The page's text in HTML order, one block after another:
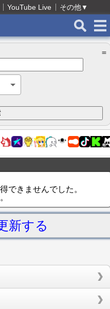
YouTube Live その他▼
＝
できませんでした。
新する